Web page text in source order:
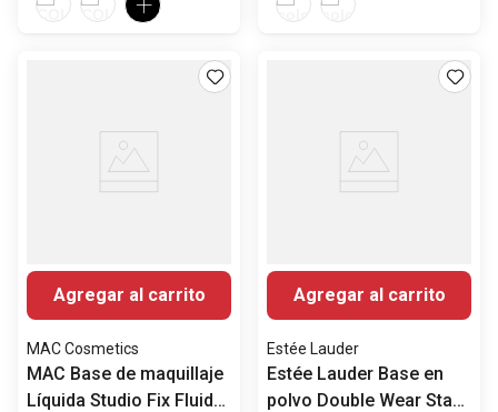
Agregar al carrito
MAC Cosmetics
MAC Base de maquillaje
Líquida Studio Fix Fluid
Agregar al carrito
Estée Lauder
Estée Lauder Base en
polvo Double Wear Stay-